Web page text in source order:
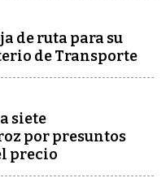
de ruta para su
de Transporte
siete
por presuntos
precio